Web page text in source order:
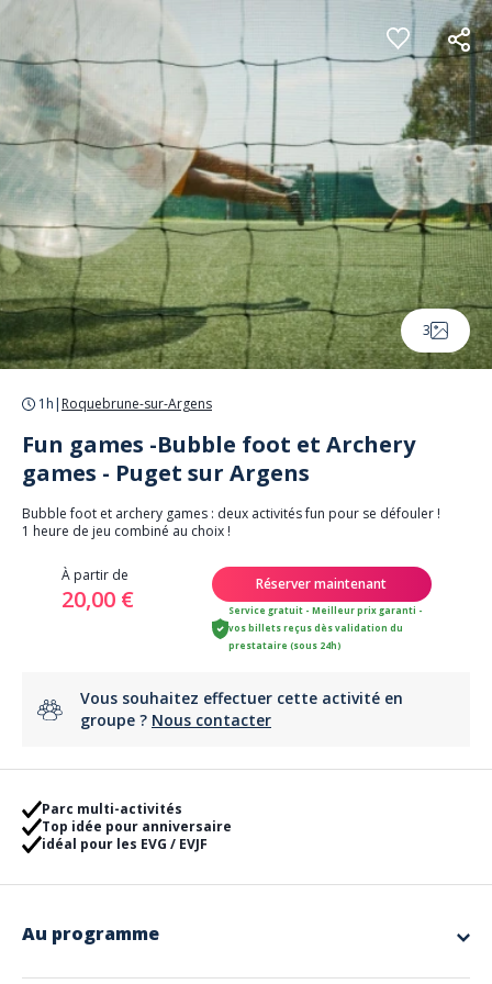
Panneau de gestion des cookies
3
1h | Roquebrune-sur-Argens
Fun games -Bubble foot et Archery
games - Puget sur Argens
Bubble foot et archery games : deux activités fun pour se défouler !
1 heure de jeu combiné au choix !
À partir de
20,00 €
Réserver maintenant
Service gratuit - Meilleur prix garanti -
vos billets reçus dès validation du
prestataire (sous 24h)
Vous souhaitez effectuer cette activité en
groupe ? Nous contacter
Parc multi-activités
Top idée pour anniversaire
idéal pour les EVG / EVJF
Au programme